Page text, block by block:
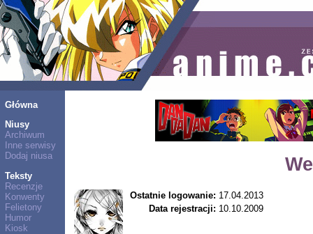
Główna
Niusy
Archiwum
Inne serwisy
Dodaj niusa
Teksty
Recenzje
Konwenty
Felietony
Humor
Kiosk
Ostatnie logowanie: 17.04.2013
Data rejestracji: 10.10.2009